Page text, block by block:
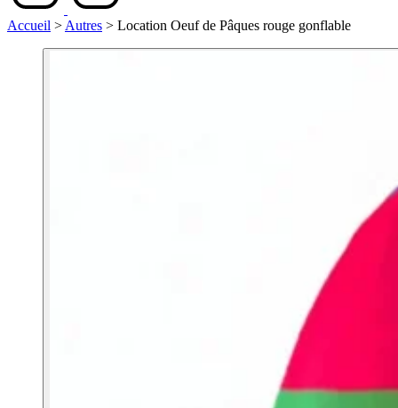
Accueil > Autres > Location Oeuf de Pâques rouge gonflable